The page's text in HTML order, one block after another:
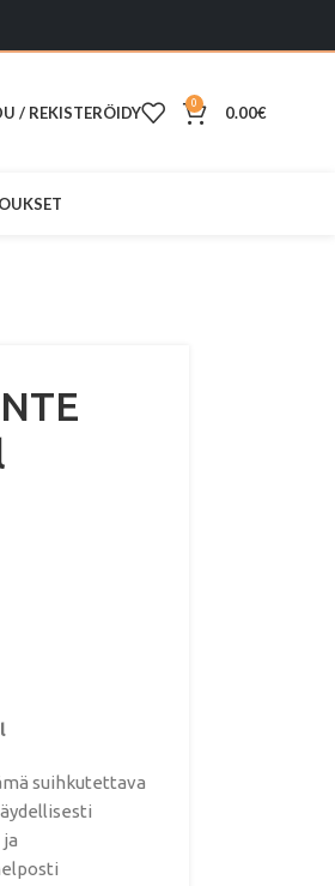
/ REKISTERÖIDY 0 0.00€
suihkutettava